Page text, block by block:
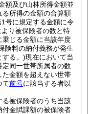
額及び山林所得金額並
所得の金額の合算額
号に規定する金額に令
り被保険者の数と特
じる金額に当該年度
険料の納付義務が発生
する。)現在において当
同一世帯所属者の数
金額を超えない世帯
て前号に該当する者以
被保険者のうち当該
金賦課額の被保険者